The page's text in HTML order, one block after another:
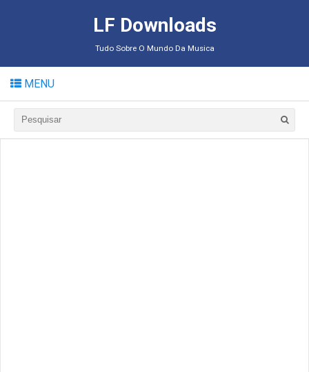
LF Downloads
Tudo Sobre O Mundo Da Musica
MENU